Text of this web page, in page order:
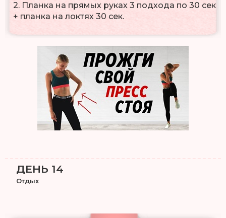
2. Планка на прямых руках 3 подхода по 30 сек
+ планка на локтях 30 сек.
ДЕНЬ 14
Отдых